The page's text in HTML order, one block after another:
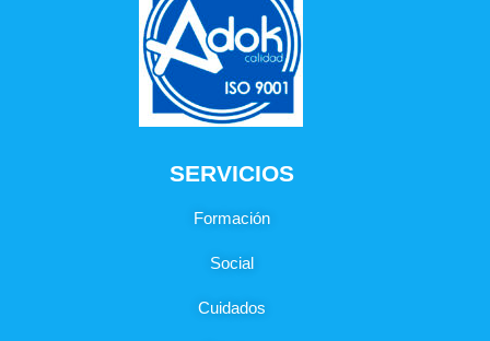
SERVICIOS
Formación
Social
Cuidados